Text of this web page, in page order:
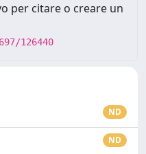
per citare o creare un
126440
ND
ND